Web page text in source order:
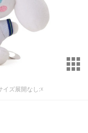
イズ展開なし:☓